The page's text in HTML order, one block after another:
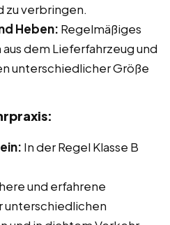
zu verbringen.
Heben: Regelmäßiges
dem Lieferfahrzeug und
unterschiedlicher Größe
In der Regel Klasse B
und erfahrene
unterschiedlichen